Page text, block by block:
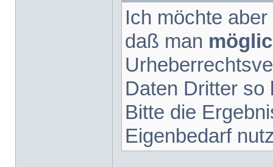
Ich möchte
daß man
Daten Dritter so
Bitte die
Eigenbedarf